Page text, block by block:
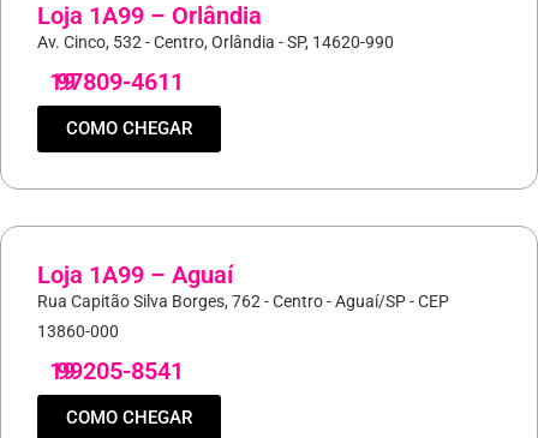
Loja 1A99 – Orlândia
Av. Cinco, 532 - Centro, Orlândia - SP, 14620-990
19
97809-4611
COMO CHEGAR
Loja 1A99 – Aguaí
Rua Capitão Silva Borges, 762 - Centro - Aguaí/SP - CEP
13860-000
19
99205-8541
COMO CHEGAR